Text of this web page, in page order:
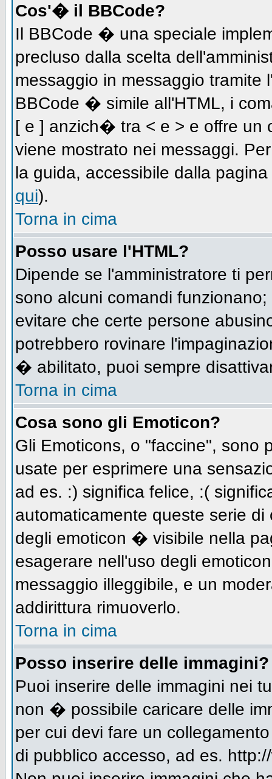
Cos'� il BBCode?
Il BBCode � una speciale
precluso dalla scelta
messaggio in messaggio tramite
BBCode � simile all'HTML, i
[ e ] anzich� tra < e > e offre un
viene mostrato nei messaggi.
la guida, accessibile dalla
qui).
Torna in cima
Posso usare l'HTML?
Dipende se l'amministratore ti
sono alcuni comandi
evitare che certe persone
potrebbero rovinare
� abilitato, puoi sempre
Torna in cima
Cosa sono gli Emoticon?
Gli Emoticons, o "faccine", sono
usate per esprimere una
ad es. :) significa felice, :(
automaticamente queste serie
degli emoticon � visibile nella
esagerare nell'uso degli
messaggio illeggibile, e un
addirittura rimuoverlo.
Torna in cima
Posso inserire delle immagini?
Puoi inserire delle immagini nei
non � possibile caricare delle
per cui devi fare un
di pubblico accesso, ad es.